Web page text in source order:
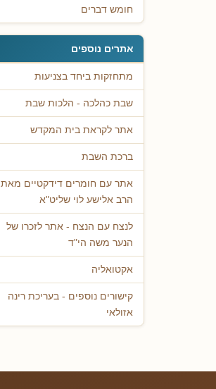
חומש דברים
אתרים נוספים
מתחזקות ביחד בצניעות
שבת כהלכה - הלכות שבת
אתר לקראת בית המקדש
ברכת השבת
אתר עם חומרים דידקטיים מאת
הרב אלישע לוי שליט"א
לנצח עם הנצח - אתר לזכרו של
הנער משה הי"ד
אקטואליה
קישורים נוספים - בעריכת רינה
אזולאי